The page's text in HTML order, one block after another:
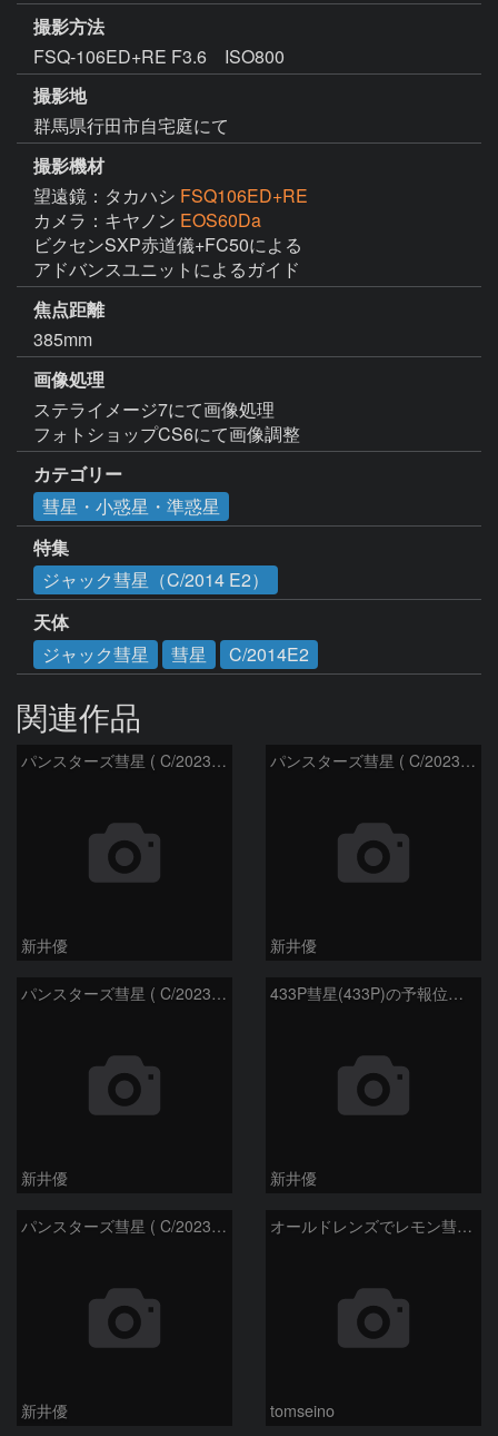
撮影方法
FSQ-106ED+RE F3.6 ISO800
撮影地
群馬県行田市自宅庭にて
撮影機材
望遠鏡：タカハシ FSQ106ED+RE
カメラ：キヤノン EOS60Da
ビクセンSXP赤道儀+FC50による
アドバンスユニットによるガイド
焦点距離
385mm
画像処理
ステライメージ7にて画像処理
フォトショップCS6にて画像調整
カテゴリー
彗星・小惑星・準惑星
特集
ジャック彗星（C/2014 E2）
天体
ジャック彗星
彗星 C/2014E2
関連作品
パンスターズ彗星 ( C/2023R1 )：2026/07/09
新井優
パンスターズ彗星 ( C/2023R1 ) ：2026/07/08
新井優
パンスターズ彗星 ( C/2023R1 ) ：2026/05/20
新井優
433P彗星(433P)の予報位置：2026/05/30
新井優
パンスターズ彗星 ( C/2023R1 ) ：2026/05/30
新井優
オールドレンズでレモン彗星11/9
tomseino